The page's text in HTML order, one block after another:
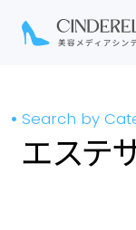
Search by
エステ